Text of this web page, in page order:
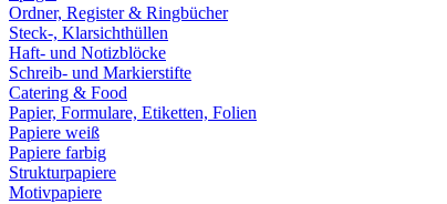
Ordner, Register & Ringbücher
Steck-, Klarsichthüllen
Haft- und Notizblöcke
Schreib- und Markierstifte
Catering & Food
Papier, Formulare, Etiketten, Folien
Papiere weiß
Papiere farbig
Strukturpapiere
Motivpapiere